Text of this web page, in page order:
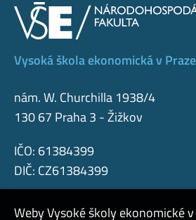
Vysoká škola ekonomická v Praze
nám. W. Churchilla 1938/4
130 67 Praha 3 - Žižkov
IČO: 61384399
DIČ: CZ61384399
Weby Vysoké školy ekonomické